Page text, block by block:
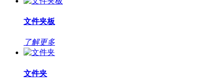
文件夹板
了解更多
文件夹